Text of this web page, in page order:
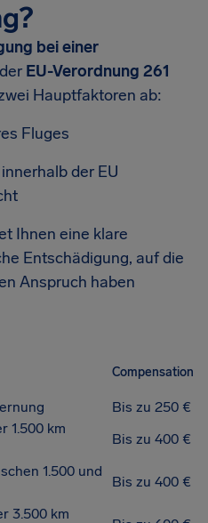
bei einer
EU-Verordnung 261
Hauptfaktoren ab:
Fluges
der EU
Ihnen eine klare
Entschädigung, auf die
Anspruch haben
Compensation
Bis zu 250 €
1.500 km
Bis zu 400 €
1.500 und
Bis zu 400 €
3.500 km